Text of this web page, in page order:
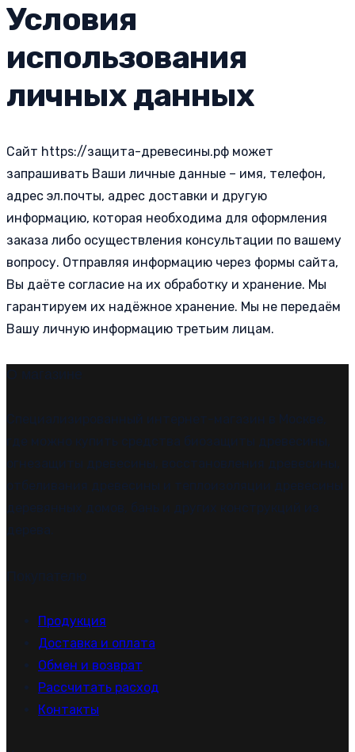
Условия
использования
личных данных
Сайт https://защита-древесины.рф может
запрашивать Ваши личные данные – имя, телефон,
адрес эл.почты, адрес доставки и другую
информацию, которая необходима для оформления
заказа либо осуществления консультации по вашему
вопросу. Отправляя информацию через формы сайта,
Вы даёте согласие на их обработку и хранение. Мы
гарантируем их надёжное хранение. Мы не передаём
Вашу личную информацию третьим лицам.
О магазине
Специализированный интернет-магазин в Москве,
где можно купить средства биозащиты древесины,
огнезащиты древесины, восстановления древесины,
отбеливания древесины и теплоизоляции древесины
деревянных домов, бань и других конструкций из
дерева.
Покупателю
Продукция
Доставка и оплата
Обмен и возврат
Рассчитать расход
Контакты